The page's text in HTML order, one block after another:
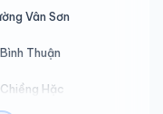
Vân Sơn
Thuận
Hặc